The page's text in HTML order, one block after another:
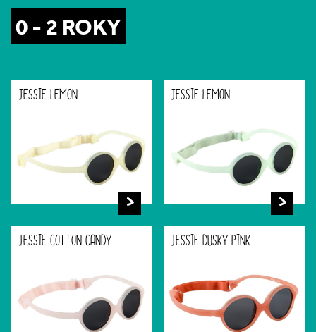
0 - 2 ROKY
JESSIE LEMON JESSIE LEMON
JESSIE COTTON CANDY JESSIE DUSKY PINK